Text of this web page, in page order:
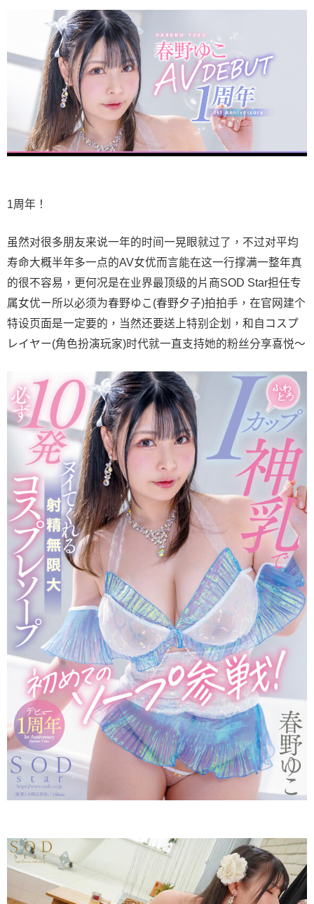
1周年！
虽然对很多朋友来说一年的时间一晃眼就过了，不过对平均
寿命大概半年多一点的AV女优而言能在这一行撑满一整年真
的很不容易，更何况是在业界最顶级的片商SOD Star担任专
属女优ー所以必须为春野ゆこ(春野夕子)拍拍手，在官网建个
特设页面是一定要的，当然还要送上特别企划，和自コスプ
レイヤー(角色扮演玩家)时代就一直支持她的粉丝分享喜悦〜